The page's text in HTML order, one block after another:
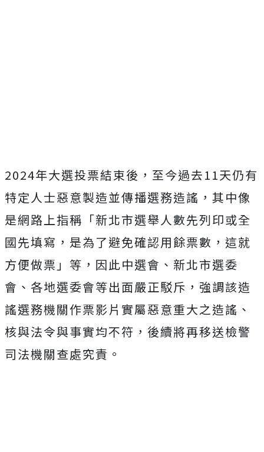
2024年大選投票結束後，至今過去11天仍有
特定人士惡意製造並傳播選務造謠，其中像
是網路上指稱「新北市選舉人數先列印或全
國先填寫，是為了避免確認用餘票數，這就
方便做票」等，因此中選會、新北市選委
會、各地選委會等出面嚴正駁斥，強調該造
謠選務機關作票影片實屬惡意重大之造謠、
核與法令與事實均不符，後續將再移送檢警
司法機關查處究責。